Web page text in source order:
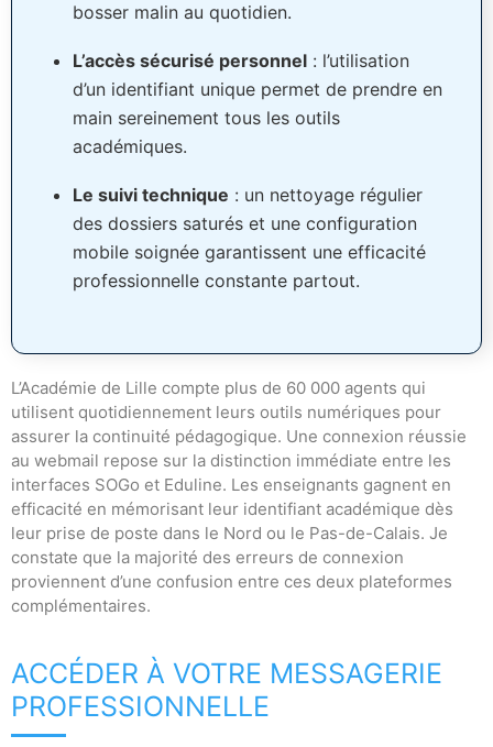
bosser malin au quotidien.
L’accès sécurisé personnel : l’utilisation
d’un identifiant unique permet de prendre en
main sereinement tous les outils
académiques.
Le suivi technique : un nettoyage régulier
des dossiers saturés et une configuration
mobile soignée garantissent une efficacité
professionnelle constante partout.
L’Académie de Lille compte plus de 60 000 agents qui
utilisent quotidiennement leurs outils numériques pour
assurer la continuité pédagogique. Une connexion réussie
au webmail repose sur la distinction immédiate entre les
interfaces SOGo et Eduline. Les enseignants gagnent en
efficacité en mémorisant leur identifiant académique dès
leur prise de poste dans le Nord ou le Pas-de-Calais. Je
constate que la majorité des erreurs de connexion
proviennent d’une confusion entre ces deux plateformes
complémentaires.
ACCÉDER À VOTRE MESSAGERIE
PROFESSIONNELLE